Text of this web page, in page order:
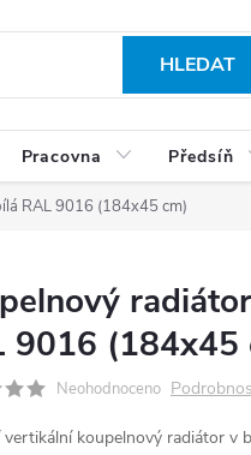
HLEDAT
Pracovna Předsíň
RAL 9016 (184x45 cm)
9016 (184x45
Neohodnoceno
vertikální koupelnový radiátor v